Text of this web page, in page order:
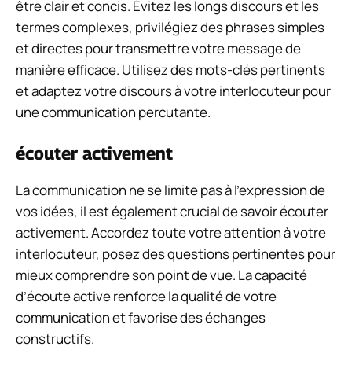
être clair et concis. Évitez les longs discours et les
termes complexes, privilégiez des phrases simples
et directes pour transmettre votre message de
manière efficace. Utilisez des mots-clés pertinents
et adaptez votre discours à votre interlocuteur pour
une communication percutante.
écouter activement
La communication ne se limite pas à l’expression de
vos idées, il est également crucial de savoir écouter
activement. Accordez toute votre attention à votre
interlocuteur, posez des questions pertinentes pour
mieux comprendre son point de vue. La capacité
d’écoute active renforce la qualité de votre
communication et favorise des échanges
constructifs.